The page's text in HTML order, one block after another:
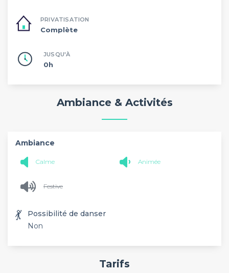
PRIVATISATION
Complète
JUSQU'À
0h
Ambiance & Activités
Ambiance
Calme Animée
Festive
💃
Possibilité de danser
Non
Tarifs